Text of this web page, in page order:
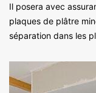
Il posera avec
plaques de plâtre
séparation dans les